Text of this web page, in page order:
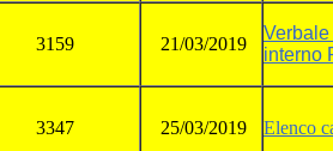
3159 21/03/2019
interno
3347 25/03/2019 Elenco